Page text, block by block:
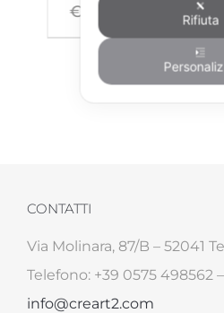
265,00
CONTATTI
Via Molinara, 87/B – 52041
Telefono: +39 0575 498562
info@creart2.com
Rifiuta